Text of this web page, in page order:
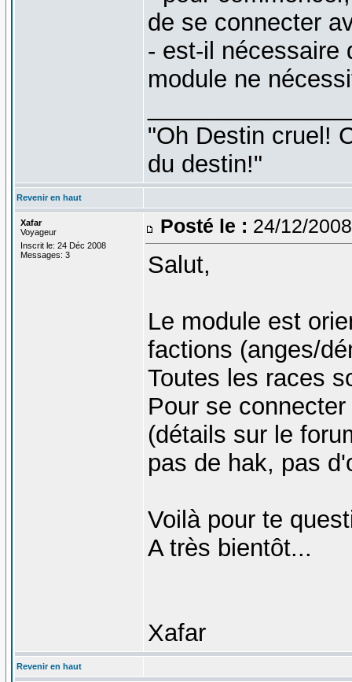
de se connecter
- est-il nécessaire
module ne
"Oh Destin cruel!
du destin!"
Revenir en haut
Xafar
Voyageur
Inscrit le: 24 Déc 2008
Messages: 3
Posté le : 24/12/
Salut,
Le module est
factions (anges/
Toutes les races
Pour se
(détails sur le
pas de hak, pas
Voilà pour te
A très bientôt...
Xafar
Revenir en haut